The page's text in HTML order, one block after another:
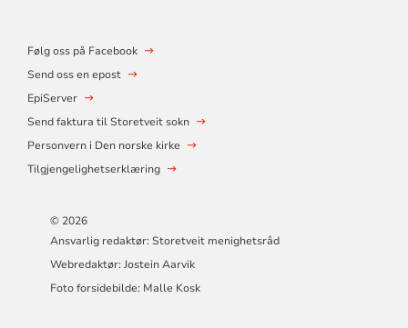
Følg oss på Facebook
Send oss en epost
EpiServer
Send faktura til Storetveit sokn
Personvern i Den norske kirke
Tilgjengelighetserklæring
© 2026
Ansvarlig redaktør: Storetveit menighetsråd
Webredaktør: Jostein Aarvik
Foto forsidebilde: Malle Kosk